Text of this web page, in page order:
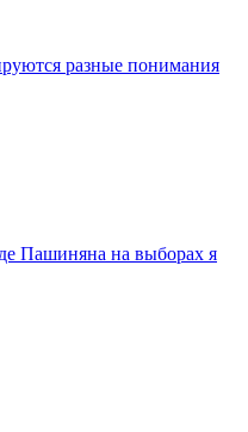
разные понимания
Пашиняна на выборах я